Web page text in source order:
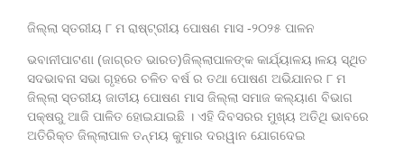
ଜିଲ୍ଲା ସ୍ତରୀୟ ୮ ମ ରାଷ୍ଟ୍ରୀୟ ପୋଷଣ ମାସ -୨୦୨୫ ପାଳନ
ଭବାନୀପାଟଣା (ଜାଗ୍ରତ ଭାରତ)ଜିଲ୍ଲାପାଳଙ୍କ କାର୍ଯ୍ୟାଳୟ।ଳୟ ସ୍ଥିତ
ସଦଭାବନା ସଭା ଗୃହରେ ଚଳିତ ବର୍ଷ ର ତଥା ପୋଷଣ ଅଭିଯାନର ୮ ମ
ଜିଲ୍ଲା ସ୍ତରୀୟ ଜାତୀୟ ପୋଷଣ ମାସ ଜିଲ୍ଲା ସମାଜ କଲ୍ୟାଣ ବିଭାଗ
ପକ୍ଷରୁ ଆଜି ପାଳିତ ହୋଇଯାଇଛି । ଏହି ଦିବସରର ମୁଖ୍ୟ ଅତିଥି ଭାବରେ
ଅତିରିକ୍ତ ଜିଲ୍ଲାପାଳ ତନ୍ମୟ କୁମାର ଦରୱାନ ଯୋଗଦେଇ